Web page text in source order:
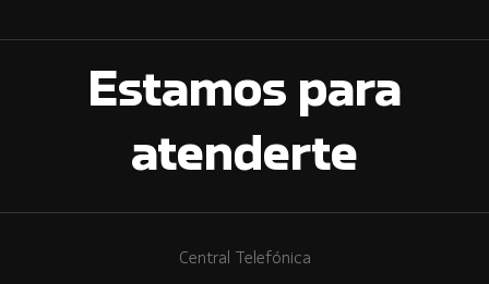
Estamos para
atenderte
Central Telefónica